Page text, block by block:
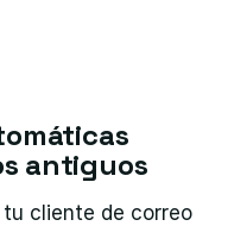
antiguos
cliente de correo